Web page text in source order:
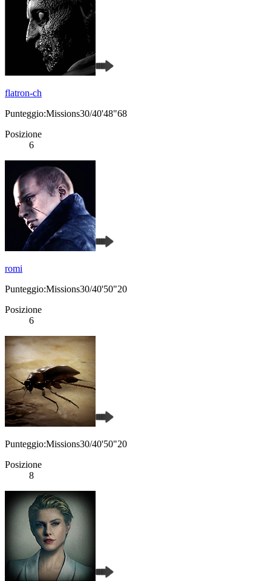
flatron-ch
Punteggio:Missions30/40'48"68
Posizione
6
romi
Punteggio:Missions30/40'50"20
Posizione
6
Punteggio:Missions30/40'50"20
Posizione
8